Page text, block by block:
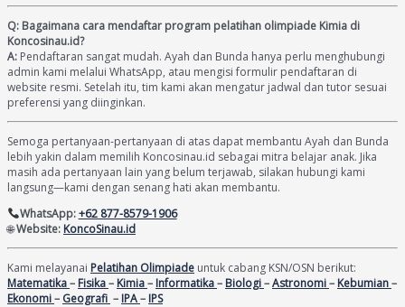
Q: Bagaimana cara mendaftar program pelatihan olimpiade Kimia di
Koncosinau.id?
A: Pendaftaran sangat mudah. Ayah dan Bunda hanya perlu menghubungi
admin kami melalui WhatsApp, atau mengisi formulir pendaftaran di
website resmi. Setelah itu, tim kami akan mengatur jadwal dan tutor sesuai
preferensi yang diinginkan.
Semoga pertanyaan-pertanyaan di atas dapat membantu Ayah dan Bunda
lebih yakin dalam memilih Koncosinau.id sebagai mitra belajar anak. Jika
masih ada pertanyaan lain yang belum terjawab, silakan hubungi kami
langsung—kami dengan senang hati akan membantu.
WhatsApp:+62 877-8579-1906
🌐Website: KoncoSinau.id
Kami melayanai Pelatihan Olimpiade untuk cabang KSN/OSN berikut:
Matematika– Fisika– Kimia– Informatika– Biologi–Astronomi– Kebumian–
Ekonomi– Geografi – IPA– IPS